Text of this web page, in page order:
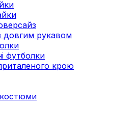
довгим рукавом
футболки
крою